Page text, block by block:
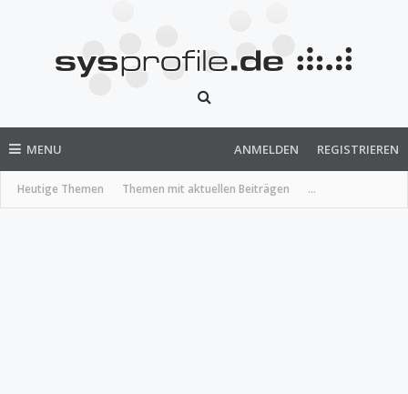
MENU
Heutige Themen Themen mit aktuellen Beiträgen ...
ANMELDEN REGISTRIEREN